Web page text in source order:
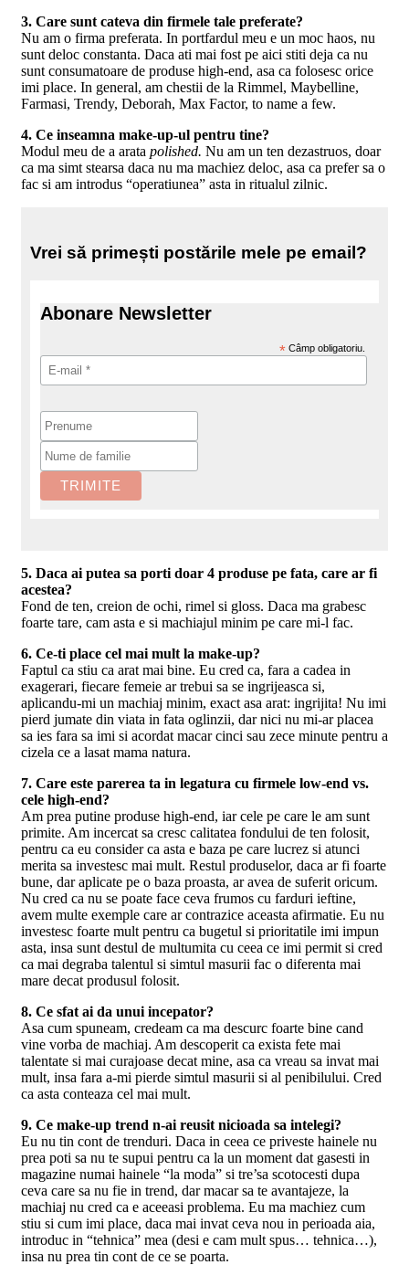
3. Care sunt cateva din firmele tale preferate?
Nu am o firma preferata. In portfardul meu e un moc haos, nu
sunt deloc constanta. Daca ati mai fost pe aici stiti deja ca nu
sunt consumatoare de produse high-end, asa ca folosesc orice
imi place. In general, am chestii de la Rimmel, Maybelline,
Farmasi, Trendy, Deborah, Max Factor, to name a few.
4. Ce inseamna make-up-ul pentru tine?
Modul meu de a arata polished. Nu am un ten dezastruos, doar
ca ma simt stearsa daca nu ma machiez deloc, asa ca prefer sa o
fac si am introdus “operatiunea” asta in ritualul zilnic.
Vrei să primești postările mele pe email?
Abonare Newsletter
* Câmp obligatoriu.
5. Daca ai putea sa porti doar 4 produse pe fata, care ar fi
acestea?
Fond de ten, creion de ochi, rimel si gloss. Daca ma grabesc
foarte tare, cam asta e si machiajul minim pe care mi-l fac.
6. Ce-ti place cel mai mult la make-up?
Faptul ca stiu ca arat mai bine. Eu cred ca, fara a cadea in
exagerari, fiecare femeie ar trebui sa se ingrijeasca si,
aplicandu-mi un machiaj minim, exact asa arat: ingrijita! Nu imi
pierd jumate din viata in fata oglinzii, dar nici nu mi-ar placea
sa ies fara sa imi si acordat macar cinci sau zece minute pentru a
cizela ce a lasat mama natura.
7. Care este parerea ta in legatura cu firmele low-end vs.
cele high-end?
Am prea putine produse high-end, iar cele pe care le am sunt
primite. Am incercat sa cresc calitatea fondului de ten folosit,
pentru ca eu consider ca asta e baza pe care lucrez si atunci
merita sa investesc mai mult. Restul produselor, daca ar fi foarte
bune, dar aplicate pe o baza proasta, ar avea de suferit oricum.
Nu cred ca nu se poate face ceva frumos cu farduri ieftine,
avem multe exemple care ar contrazice aceasta afirmatie. Eu nu
investesc foarte mult pentru ca bugetul si prioritatile imi impun
asta, insa sunt destul de multumita cu ceea ce imi permit si cred
ca mai degraba talentul si simtul masurii fac o diferenta mai
mare decat produsul folosit.
8. Ce sfat ai da unui incepator?
Asa cum spuneam, credeam ca ma descurc foarte bine cand
vine vorba de machiaj. Am descoperit ca exista fete mai
talentate si mai curajoase decat mine, asa ca vreau sa invat mai
mult, insa fara a-mi pierde simtul masurii si al penibilului. Cred
ca asta conteaza cel mai mult.
9. Ce make-up trend n-ai reusit nicioada sa intelegi?
Eu nu tin cont de trenduri. Daca in ceea ce priveste hainele nu
prea poti sa nu te supui pentru ca la un moment dat gasesti in
magazine numai hainele “la moda” si tre’sa scotocesti dupa
ceva care sa nu fie in trend, dar macar sa te avantajeze, la
machiaj nu cred ca e aceeasi problema. Eu ma machiez cum
stiu si cum imi place, daca mai invat ceva nou in perioada aia,
introduc in “tehnica” mea (desi e cam mult spus… tehnica…),
insa nu prea tin cont de ce se poarta.